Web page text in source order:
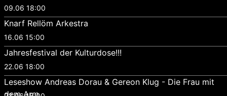
09.06 18:00
Knarf Rellöm Arkestra
16.06 15:00
Jahresfestival der Kulturdose!!!
22.06 18:00
Leseshow Andreas Dorau & Gereon Klug - Die Frau mit